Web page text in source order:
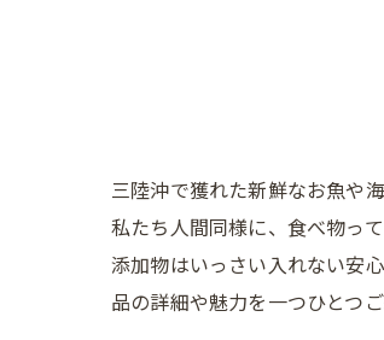
三陸沖で獲れた新鮮なお魚や
私たち人間同様に、食べ物って
添加物はいっさい入れない安
品の詳細や魅力を一つひとつ